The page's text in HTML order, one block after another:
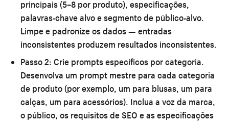
principais (5–8 por produto), especificações,
palavras-chave alvo e segmento de público-alvo.
Limpe e padronize os dados — entradas
inconsistentes produzem resultados inconsistentes.
Passo 2: Crie prompts específicos por categoria.
Desenvolva um prompt mestre para cada categoria
de produto (por exemplo, um para blusas, um para
calças, um para acessórios). Inclua a voz da marca,
o público, os requisitos de SEO e as especificações